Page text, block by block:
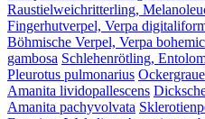
Raustielweichritterling,
Fingerhutverpel, Verpa
Böhmische Verpel, Verpa
gambosa Schlehenrötling,
Pleurotus pulmonarius
Amanita lividopallescens
Amanita pachyvolvata